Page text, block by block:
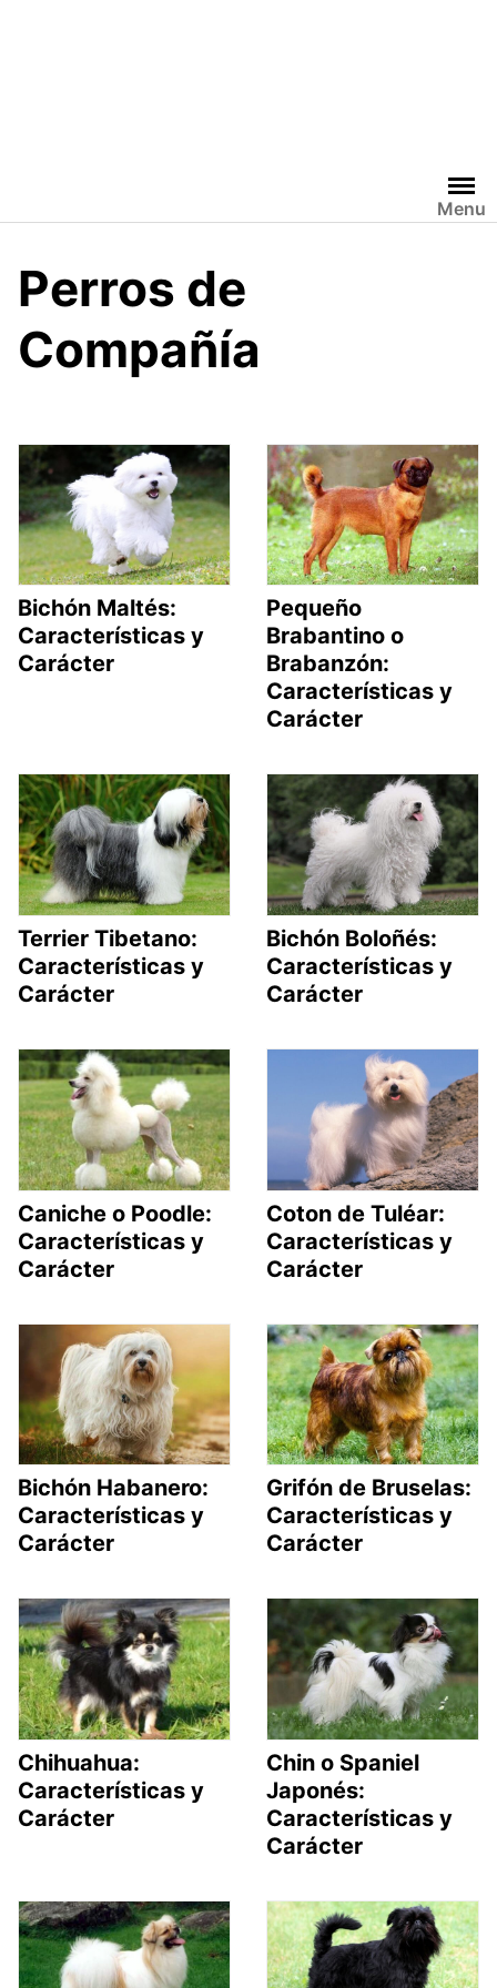
Menu
Perros de
Compañía
Bichón Maltés:
Características y
Carácter
Pequeño
Brabantino o
Brabanzón:
Características y
Carácter
Terrier Tibetano:
Características y
Carácter
Bichón Boloñés:
Características y
Carácter
Caniche o Poodle:
Características y
Carácter
Coton de Tuléar:
Características y
Carácter
Bichón Habanero:
Características y
Carácter
Grifón de Bruselas:
Características y
Carácter
Chihuahua:
Características y
Carácter
Chin o Spaniel
Japonés:
Características y
Carácter